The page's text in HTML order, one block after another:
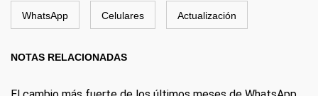
WhatsApp Celulares Actualización
NOTAS RELACIONADAS